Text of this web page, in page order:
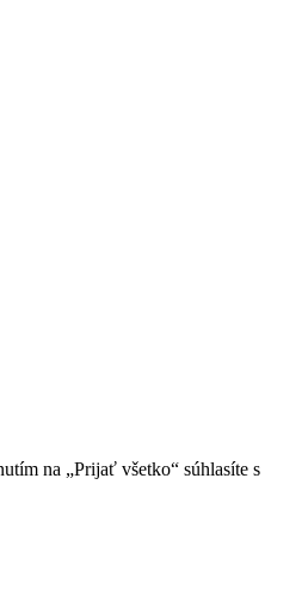
na „Prijať všetko“ súhlasíte s